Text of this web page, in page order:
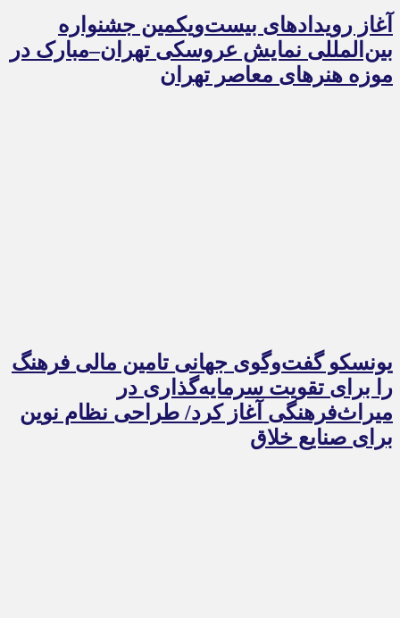
آغاز رویدادهای بیست‌ویکمین جشنواره
بین‌المللی نمایش عروسکی تهران–مبارک در
موزه هنرهای معاصر تهران
یونسکو گفت‌وگوی جهانی تامین مالی فرهنگ
را برای تقویت سرمایه‌گذاری در
میراث‌فرهنگی آغاز کرد/ طراحی نظام نوین
برای صنایع خلاق